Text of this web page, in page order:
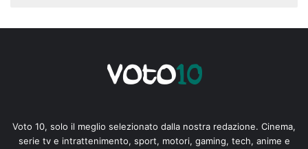
Voto 10, solo il meglio selezionato dalla nostra redazione. Cinema,
serie tv e intrattenimento, sport, motori, gaming, tech, anime e